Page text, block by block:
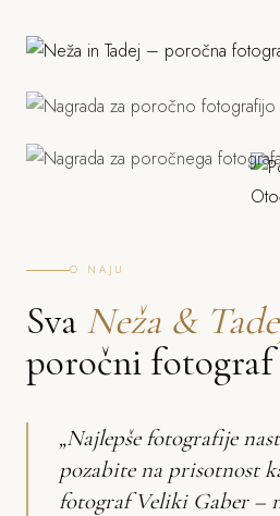
O NAJU
Sva Neža &
poročni fotograf
„Najlepše fotografije
pozabite na prisotnost
fotograf Veliki Gaber –